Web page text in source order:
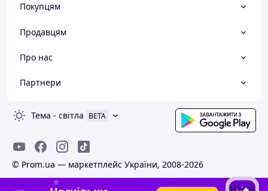
Покупцям
Продавцям
Про нас
Партнери
Тема - світла BETA
© Prom.ua — маркетплейс України, 2008-2026